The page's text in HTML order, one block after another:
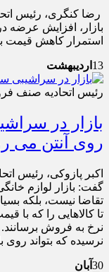
رضا کنگری، رئیس
بازار، افزایش عرضه
استمرار کاهش قیمت
13 اردیبهشت
رئیس اتحادیه صنف
بازار در
روی آنتن می
اکبر پازوکی، رئیس
گفت: بازار لوازم
تقاضا نیست، بلکه
تا کالاهایی را که با
نرخ به فروش
نرسیده که بتواند روی
30 آبان